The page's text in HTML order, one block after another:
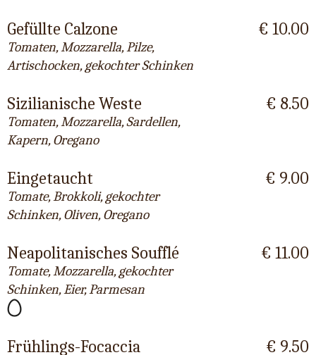
Gefüllte Calzone
Tomaten, Mozzarella, Pilze,
Artischocken, gekochter Schinken
€ 10.00
Sizilianische Weste
Tomaten, Mozzarella, Sardellen,
Kapern, Oregano
€ 8.50
Eingetaucht
Tomate, Brokkoli, gekochter
Schinken, Oliven, Oregano
€ 9.00
Neapolitanisches Soufflé
Tomate, Mozzarella, gekochter
Schinken, Eier, Parmesan
€ 11.00
Frühlings-Focaccia € 9.50